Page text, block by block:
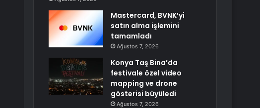
Mastercard, BVNK’yi
satın alma işlemini
tamamladı
Ağustos 7, 2026
Konya Taş Bina’da
festivale özel video
mapping ve drone
gösterisi büyüledi
Ağustos 7, 2026